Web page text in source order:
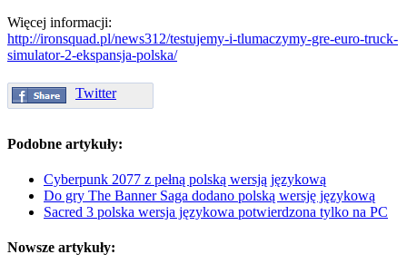
Więcej informacji:
http://ironsquad.pl/news312/testujemy-i-tlumaczymy-gre-euro-truck-
simulator-2-ekspansja-polska/
Twitter
Podobne artykuły:
Cyberpunk 2077 z pełną polską wersją językową
Do gry The Banner Saga dodano polską wersję językową
Sacred 3 polska wersja językowa potwierdzona tylko na PC
Nowsze artykuły: